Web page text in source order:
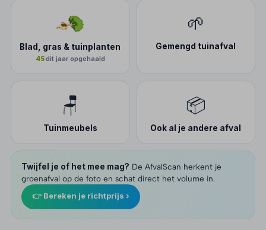
Blad, gras & tuinplanten
45dit jaar opgehaald
🌱
Gemengd tuinafval
🪑
Tuinmeubels
📦
Ook al je andere afval
Twijfel je of het mee mag? De AfvalScan herkent je
groenafval op de foto en schat direct het volume in.
👉 Bereken je richtprijs ›